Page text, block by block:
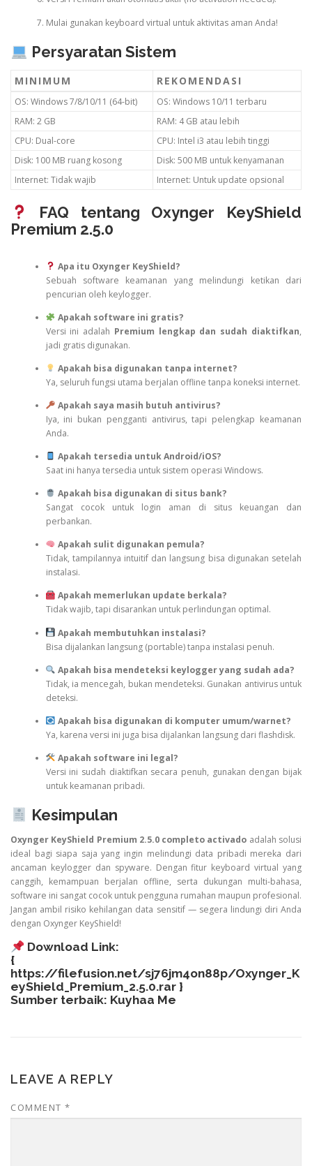
Mulai gunakan keyboard virtual untuk aktivitas aman Anda!
Persyaratan Sistem
MINIMUM REKOMENDASI
OS: Windows 7/8/10/11 (64-bit)
OS: Windows 10/11 terbaru
RAM: 2 GB
RAM: 4 GB atau lebih
CPU: Dual-core
CPU: Intel i3 atau lebih tinggi
Disk: 100 MB ruang kosong
Disk: 500 MB untuk kenyamanan
Internet: Tidak wajib
Internet: Untuk update opsional
FAQ tentang Oxynger KeyShield
Premium 2.5.0
Apa itu Oxynger KeyShield?
Sebuah software keamanan yang melindungi ketikan dari
pencurian oleh keylogger.
Apakah software ini gratis?
Versi ini adalah Premium lengkap dan sudah diaktifkan,
jadi gratis digunakan.
Apakah bisa digunakan tanpa internet?
Ya, seluruh fungsi utama berjalan offline tanpa koneksi internet.
Apakah saya masih butuh antivirus?
Iya, ini bukan pengganti antivirus, tapi pelengkap keamanan
Anda.
Apakah tersedia untuk Android/iOS?
Saat ini hanya tersedia untuk sistem operasi Windows.
Apakah bisa digunakan di situs bank?
Sangat cocok untuk login aman di situs keuangan dan
perbankan.
Apakah sulit digunakan pemula?
Tidak, tampilannya intuitif dan langsung bisa digunakan setelah
instalasi.
Apakah memerlukan update berkala?
Tidak wajib, tapi disarankan untuk perlindungan optimal.
Apakah membutuhkan instalasi?
Bisa dijalankan langsung (portable) tanpa instalasi penuh.
Apakah bisa mendeteksi keylogger yang sudah ada?
Tidak, ia mencegah, bukan mendeteksi. Gunakan antivirus untuk
deteksi.
Apakah bisa digunakan di komputer umum/warnet?
Ya, karena versi ini juga bisa dijalankan langsung dari flashdisk.
Apakah software ini legal?
Versi ini sudah diaktifkan secara penuh, gunakan dengan bijak
untuk keamanan pribadi.
Kesimpulan
Oxynger KeyShield Premium 2.5.0 completo activado adalah solusi
ideal bagi siapa saja yang ingin melindungi data pribadi mereka dari
ancaman keylogger dan spyware. Dengan fitur keyboard virtual yang
canggih, kemampuan berjalan offline, serta dukungan multi-bahasa,
software ini sangat cocok untuk pengguna rumahan maupun profesional.
Jangan ambil risiko kehilangan data sensitif — segera lindungi diri Anda
dengan Oxynger KeyShield!
Download Link:
{
https://filefusion.net/sj76jm4on88p/Oxynger_K
eyShield_Premium_2.5.0.rar }
Sumber terbaik: Kuyhaa Me
LEAVE A REPLY
COMMENT *